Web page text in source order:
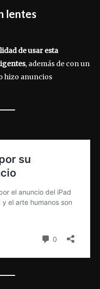
lentes
de usar esta
, además de con un
hizo anuncios